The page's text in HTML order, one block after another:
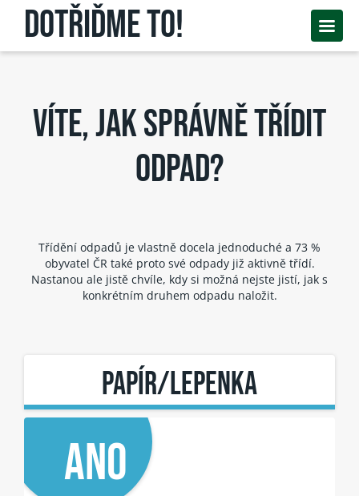
DOTŘIĎME TO!
CO S ODPADY
JAK TO FUNGUJE V JESENÍKU
DESATERO SPRÁVNÉHO TŘIDIČE
Papír/lepenka
Nápojové kartony
Textil
Jedlé oleje a tuky
Nebezpečný odpad
VÍTE, JAK SPRÁVNĚ TŘÍDIT
ODPAD?
Třídění odpadů je vlastně docela jednoduché a 73 %
obyvatel ČR také proto své odpady již aktivně třídí.
Nastanou ale jistě chvíle, kdy si možná nejste jistí, jak s
konkrétním druhem odpadu naložit.
PAPÍR/LEPENKA
ANO